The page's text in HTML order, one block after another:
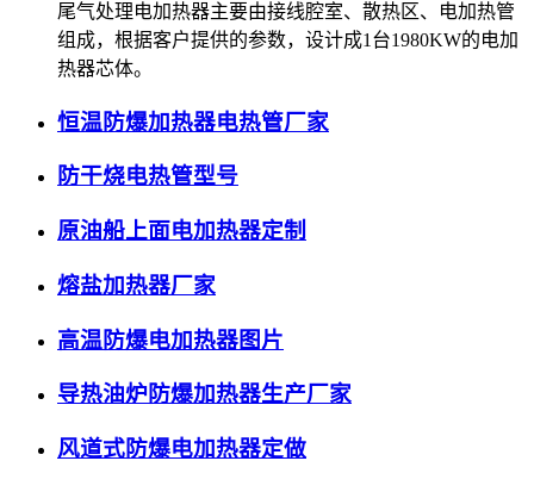
尾气处理电加热器主要由接线腔室、散热区、电加热管
组成，根据客户提供的参数，设计成1台1980KW的电加
热器芯体。
恒温防爆加热器电热管厂家
防干烧电热管型号
原油船上面电加热器定制
熔盐加热器厂家
高温防爆电加热器图片
导热油炉防爆加热器生产厂家
风道式防爆电加热器定做